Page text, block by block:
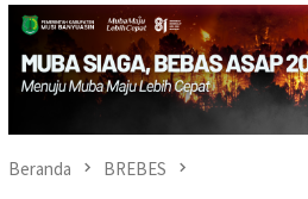
Beranda BREBES